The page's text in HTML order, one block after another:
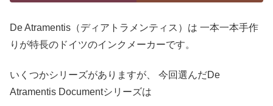
De Atramentis（ディアトラメンティス）は 一本一本手作
りが特長のドイツのインクメーカーです。
いくつかシリーズがありますが、
今回選んだDe
Atramentis Documentシリーズは